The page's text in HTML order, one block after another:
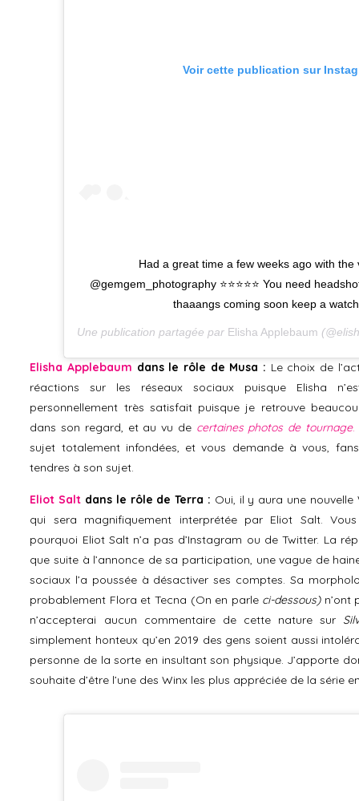
Voir cette publication sur
Had a great time a few weeks ago with the
@gemgem_photography ⭐️⭐️⭐️⭐️⭐️ You need
thaaangs coming soon keep a
Une publication partagée par Elisha Applebaum
Elisha Applebaum dans le rôle de Musa : Le choix de
réactions sur les réseaux sociaux puisque Elisha
personnellement très satisfait puisque je retrouve
dans son regard, et au vu de certaines photos de tournage.
sujet totalement infondées, et vous demande à vous,
tendres à son sujet.
Eliot Salt dans le rôle de Terra : Oui, il y aura une
qui sera magnifiquement interprétée par Eliot Salt.
pourquoi Eliot Salt n’a pas d’Instagram ou de Twitter. La
que suite à l’annonce de sa participation, une vague de
sociaux l’a poussée à désactiver ses comptes. Sa
probablement Flora et Tecna (On en parleci-dessous)n’ont
n’accepterai aucun commentaire de cette nature sur
simplement honteux qu’en 2019 des gens soient aussi
personne de la sorte en insultant son physique. J’apporte
souhaite d’être l’une des Winx les plus appréciée de la série